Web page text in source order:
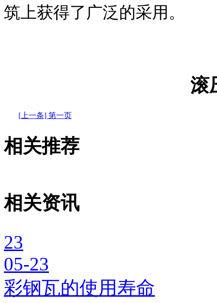
筑上获得了广泛的采用。
滚
[上一条] 第一页
相关推荐
相关资讯
23
05-23
彩钢瓦的使用寿命